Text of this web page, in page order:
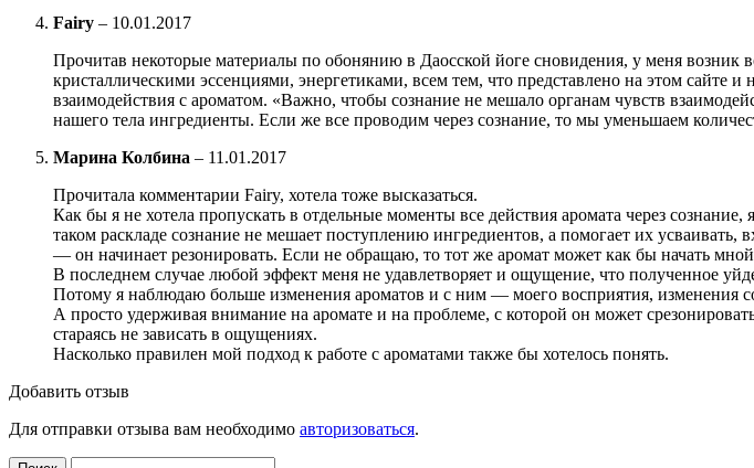
Fairy – 10.01.2017
Прочитав некоторые материалы по обонянию в Даосской йоге сновидения, у меня возник
кристаллическими эссенциями, энергетиками, всем тем, что представлено на этом
взаимодействия с ароматом. «Важно, чтобы сознание не мешало органам чувств
нашего тела ингредиенты. Если же все проводим через сознание, то мы уменьшаем
Марина Колбина – 11.01.2017
Прочитала комментарии Fairy, хотела тоже высказаться.
Как бы я не хотела пропускать в отдельные моменты все действия аромата через
таком раскладе сознание не мешает поступлению ингредиентов, а помогает их
— он начинает резонировать. Если не обращаю, то тот же аромат может как бы начать
В последнем случае любой эффект меня не удавлетворяет и ощущение, что полученное
Потому я наблюдаю больше изменения ароматов и с ним — моего восприятия, изменения
А просто удерживая внимание на аромате и на проблеме, с которой он может
стараясь не зависать в ощущениях.
Насколько правилен мой подход к работе с ароматами также бы хотелось понять.
Добавить отзыв
Для отправки отзыва вам необходимо авторизоваться.